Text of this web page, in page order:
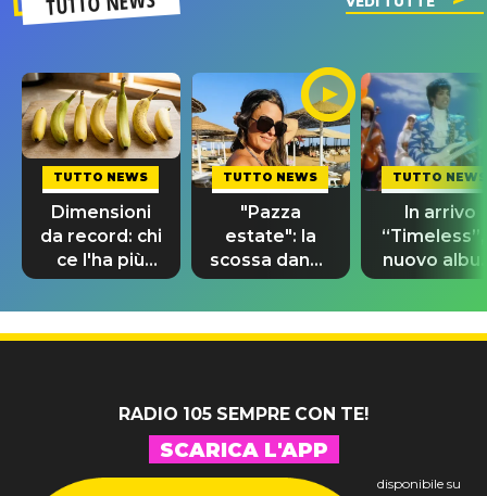
TUTTO NEWS
Dimensioni
da record: chi
ce l'ha più
lungo nel
mondo?
TUTTO NEWS
"Pazza
estate": la
scossa dance
di Sara
Tommasi
TUTTO NEWS
In arrivo
nuovo
di Prince
10 brani
inediti
RADIO 105 SEMPRE CON TE!
SCARICA L'APP
disponibile su